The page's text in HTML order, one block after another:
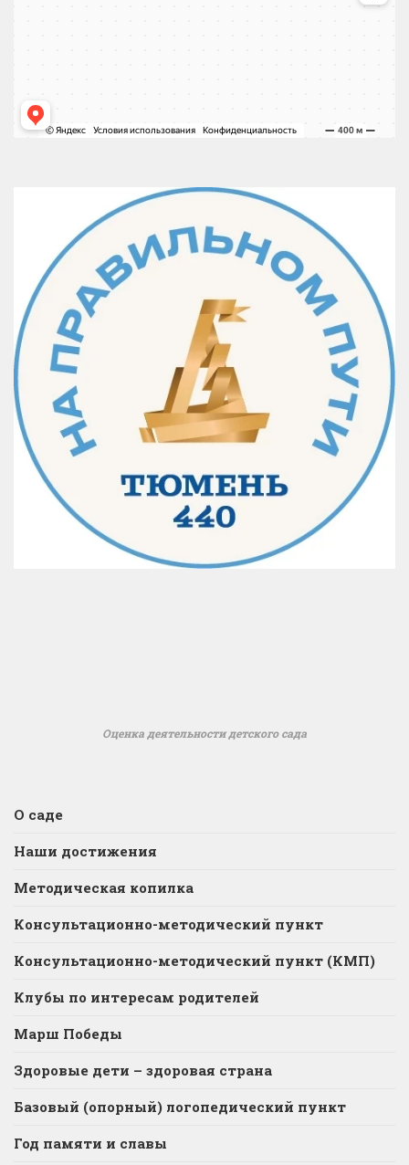
Оценка деятельности детского сада
О саде
Наши достижения
Методическая копилка
Консультационно-методический пункт
Консультационно-методический пункт (КМП)
Клубы по интересам родителей
Марш Победы
Здоровые дети – здоровая страна
Базовый (опорный) логопедический пункт
Год памяти и славы